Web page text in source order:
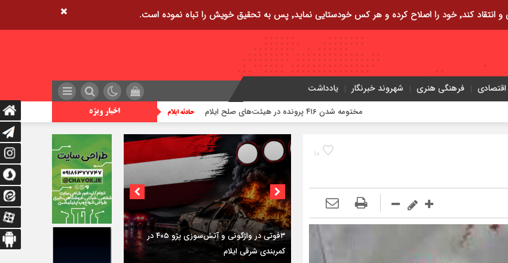
خویش را تباه نموده است.
اقتصادی فرهنگی هنری شهروند خبرنگار یادداشت
اخبار ویژه زمین‌لرزه ۴/۲ ریشتری دره شهر را لرزاند تراژدی
۱۰
اختصاصی؛
استقرار ۷۱۴ دستگاه اتوبوس در پایانه برکت مهران
برای بازگشت زائران اربعین+تصاویر